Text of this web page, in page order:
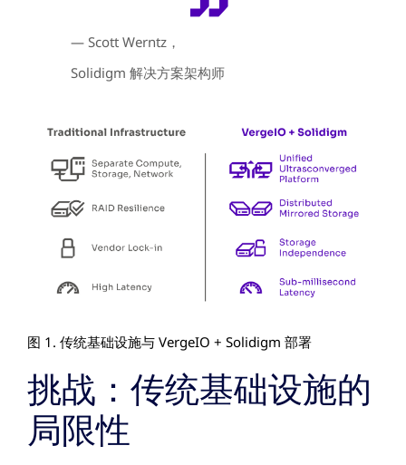
— Scott Werntz，
Solidigm 解决方案架构师
图 1. 传统基础设施与 VergeIO + Solidigm 部署
挑战：传统基础设施的
局限性